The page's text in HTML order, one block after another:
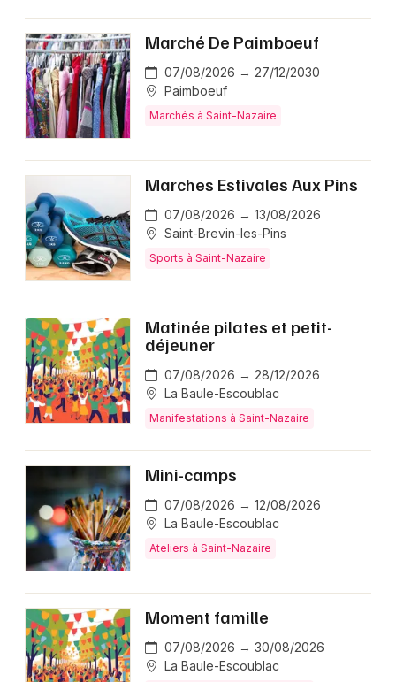
Marché De Paimboeuf
07/08/2026 → 27/12/2030
Paimboeuf
Marchés à Saint-Nazaire
Marches Estivales Aux Pins
07/08/2026 → 13/08/2026
Saint-Brevin-les-Pins
Sports à Saint-Nazaire
Matinée pilates et petit-
déjeuner
07/08/2026 → 28/12/2026
La Baule-Escoublac
Manifestations à Saint-Nazaire
Mini-camps
07/08/2026 → 12/08/2026
La Baule-Escoublac
Ateliers à Saint-Nazaire
Moment famille
07/08/2026 → 30/08/2026
La Baule-Escoublac